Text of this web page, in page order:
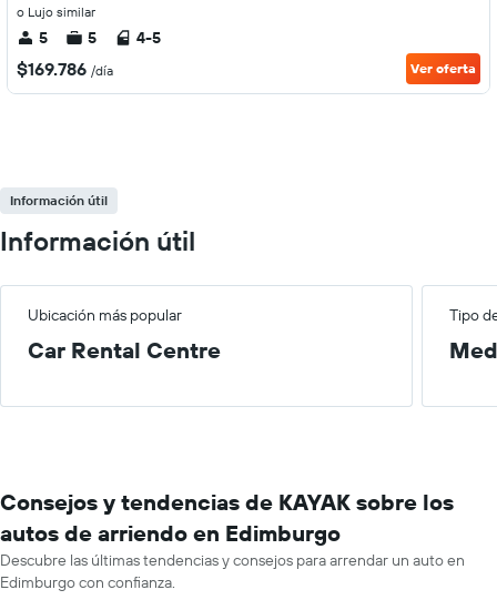
o Lujo similar
5 5 4-5
$169.786 /día Ver oferta
Información útil
Información útil
Ubicación más popular Tipo
Car Rental Centre
Consejos y tendencias de KAYAK sobre los
autos de arriendo en Edimburgo
Descubre las últimas tendencias y consejos para arrendar un auto en
Edimburgo con confianza.